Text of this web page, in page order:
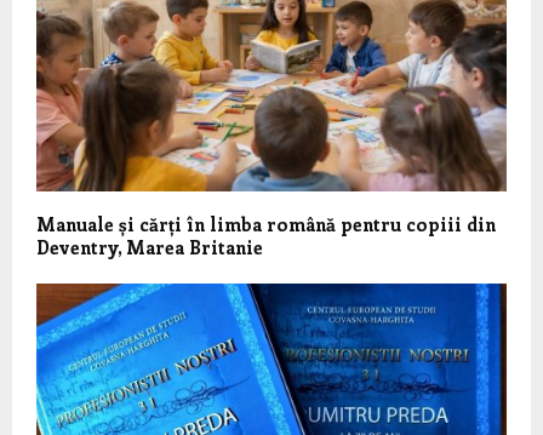
Manuale și cărți în limba română pentru copiii din
Deventry, Marea Britanie